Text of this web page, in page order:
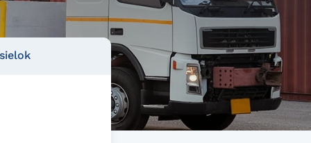
English
German
Hungarian
Japanese